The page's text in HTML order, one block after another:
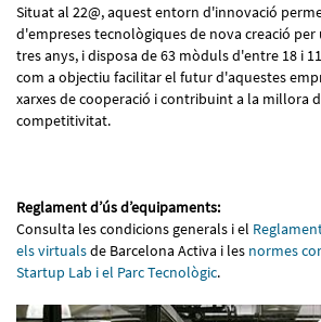
Situat al 22@, aquest entorn d'innovació
d'empreses tecnològiques de nova creació
tres anys, i disposa de 63 mòduls d'entre 18 i
com a objectiu facilitar el futur d'aquestes
xarxes de cooperació i contribuint a la millora
competitivitat.
Reglament d’ús d’equipaments:
Consulta les condicions generals i el
els virtualsde Barcelona Activa i les normes
Startup Lab i el Parc Tecnològic.